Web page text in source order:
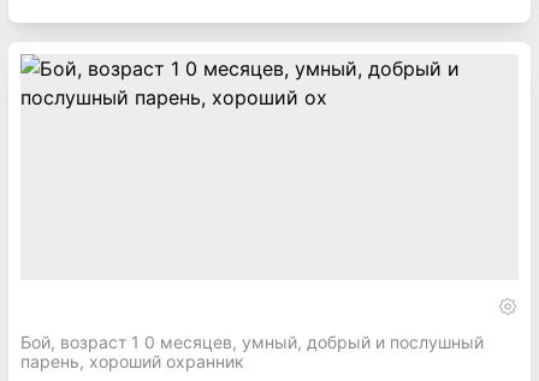
Бой, возраст 1 0 месяцев, умный, добрый и послушный
парень, хороший охранник